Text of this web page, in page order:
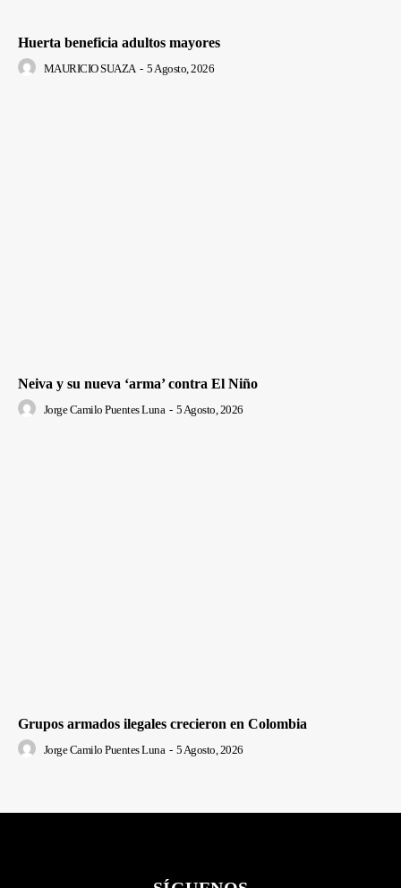
Huerta beneficia adultos mayores
MAURICIO SUAZA - 5 Agosto, 2026
Neiva y su nueva ‘arma’ contra El Niño
Jorge Camilo Puentes Luna - 5 Agosto, 2026
Grupos armados ilegales crecieron en Colombia
Jorge Camilo Puentes Luna - 5 Agosto, 2026